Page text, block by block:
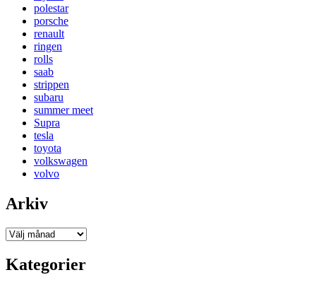
polestar
porsche
renault
ringen
rolls
saab
strippen
subaru
summer meet
Supra
tesla
toyota
volkswagen
volvo
Arkiv
Arkiv
Kategorier